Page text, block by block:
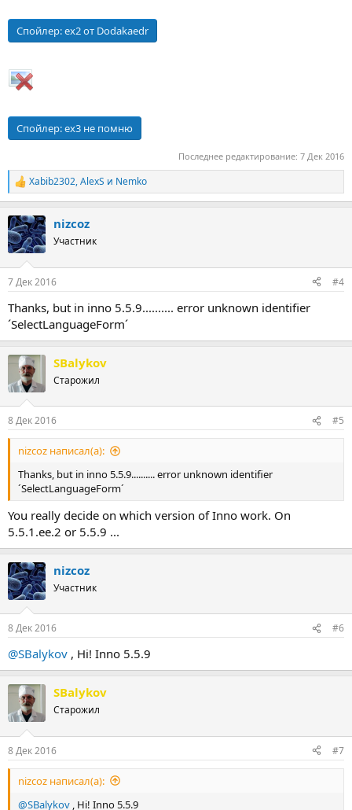
Спойлер:ex2 от Dodakaedr
Спойлер:ex3 не помню
Последнее редактирование: 7 Дек 2016
Р
е
к
ц
и
Xabib2302,AlexS и Nemko
nizcoz
Участник
7 Дек 2016 #4
Thanks, but in inno 5.5.9.......... error unknown identifier
´SelectLanguageForm´
SBalykov
Старожил
8 Дек 2016 #5
nizcoz написал(а):
Thanks, but in inno 5.5.9.......... error unknown identifier
´SelectLanguageForm´
You really decide on which version of Inno work. On
5.5.1.ee.2 or 5.5.9 ...
nizcoz
Участник
8 Дек 2016 #6
@SBalykov , Hi! Inno 5.5.9
SBalykov
Старожил
8 Дек 2016 #7
nizcoz написал(а):
@SBalykov , Hi! Inno 5.5.9